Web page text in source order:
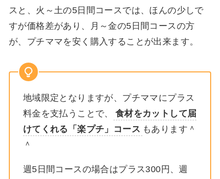
スと、火～土の5日間コースでは、ほんの少しで
すが価格差があり、月～金の5日間コースの方
が、プチママを安く購入することが出来ます。
地域限定となりますが、プチママにプラス
料金を支払うことで、
食材をカットして届
けてくれる「楽プチ」コース もあります＾
＾
週5日間コースの場合はプラス300円、週